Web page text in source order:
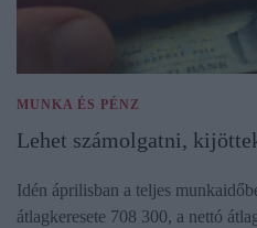
MUNKA ÉS PÉNZ
Lehet számolgatni,
Idén áprilisban a teljes
átlagkeresete 708 300, a nettó